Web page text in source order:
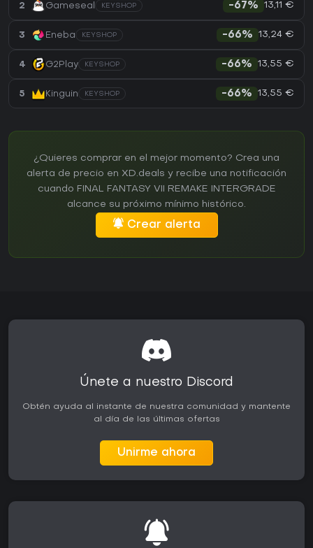
2 Gameseal KEYSHOP -67% 13,11 €
3 Eneba KEYSHOP -66% 13,24 €
4 G2Play KEYSHOP -66% 13,55 €
5 Kinguin KEYSHOP -66% 13,55 €
¿Quieres comprar en el mejor momento? Crea una
alerta de precio en XD.deals y recibe una notificación
cuando FINAL FANTASY VII REMAKE INTERGRADE
alcance su próximo mínimo histórico.
Crear alerta
Únete a nuestro Discord
Obtén ayuda al instante de nuestra comunidad y mantente
al día de las últimas ofertas
Unirme ahora